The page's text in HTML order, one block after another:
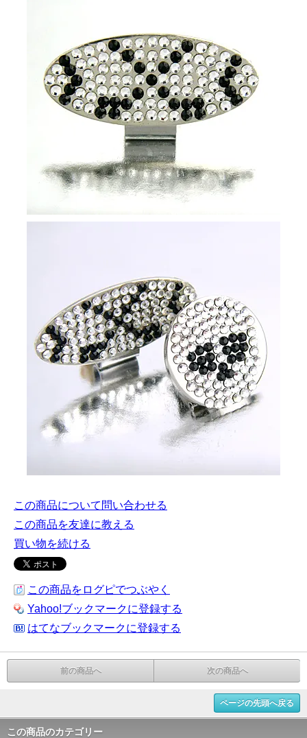
この商品について問い合わせる
この商品を友達に教える
買い物を続ける
この商品をログピでつぶやく
Yahoo!ブックマークに登録する
はてなブックマークに登録する
前の商品へ 次の商品へ
ページの先頭へ戻る
この商品のカテゴリー